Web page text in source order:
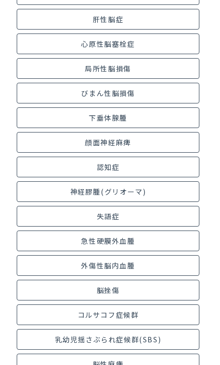
肝性脳症
心原性脳塞栓症
局所性脳損傷
びまん性脳損傷
下垂体腺腫
顔面神経麻痺
認知症
神経膠腫(グリオーマ)
失語症
急性硬膜外血腫
外傷性脳内血腫
脳挫傷
コルサコフ症候群
乳幼児揺さぶられ症候群(SBS)